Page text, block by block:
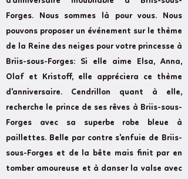
Forges. Nous sommes là pour vous. Nous
pouvons proposer un événement sur le thème
de la Reine des neiges pour votre princesse à
Briis-sous-Forges: Si elle aime Elsa, Anna,
Olaf et Kristoff, elle appréciera ce thème
d'anniversaire. Cendrillon quant à elle,
recherche le prince de ses rêves à Briis-sous-
Forges avec sa superbe robe bleue à
paillettes. Belle par contre s'enfuie de Briis-
sous-Forges et de la bête mais finit par en
tomber amoureuse et à danser la valse avec